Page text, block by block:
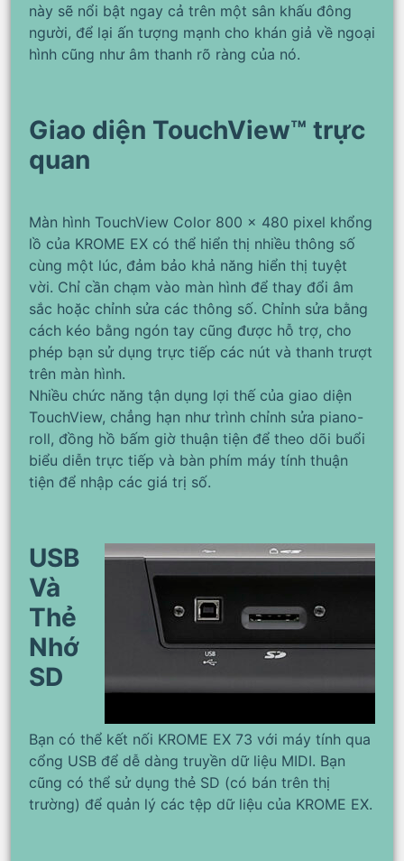
này sẽ nổi bật ngay cả trên một sân khấu đông
người, để lại ấn tượng mạnh cho khán giả về ngoại
hình cũng như âm thanh rõ ràng của nó.
Giao diện TouchView™ trực
quan
Màn hình TouchView Color 800 x 480 pixel khổng
lồ của KROME EX có thể hiển thị nhiều thông số
cùng một lúc, đảm bảo khả năng hiển thị tuyệt
vời. Chỉ cần chạm vào màn hình để thay đổi âm
sắc hoặc chỉnh sửa các thông số. Chỉnh sửa bằng
cách kéo bằng ngón tay cũng được hỗ trợ, cho
phép bạn sử dụng trực tiếp các nút và thanh trượt
trên màn hình.
Nhiều chức năng tận dụng lợi thế của giao diện
TouchView, chẳng hạn như trình chỉnh sửa piano-
roll, đồng hồ bấm giờ thuận tiện để theo dõi buổi
biểu diễn trực tiếp và bàn phím máy tính thuận
tiện để nhập các giá trị số.
USB
Và
Thẻ
Nhớ
SD
Bạn có thể kết nối KROME EX 73 với máy tính qua
cổng USB để dễ dàng truyền dữ liệu MIDI. Bạn
cũng có thể sử dụng thẻ SD (có bán trên thị
trường) để quản lý các tệp dữ liệu của KROME EX.